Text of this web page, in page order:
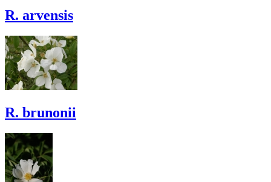
R. arvensis
R. brunonii